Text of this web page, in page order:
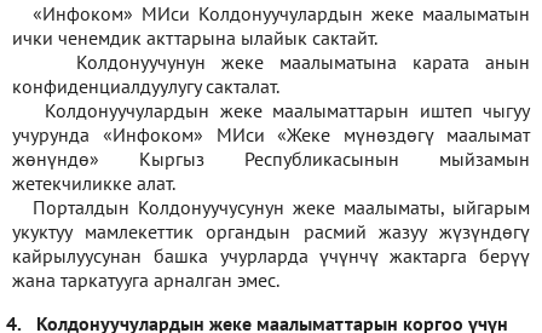
«Инфоком» МИси Колдонуучулардын жеке маалыматын
ички ченемдик акттарына ылайык сактайт.
Колдонуучунун жеке маалыматына карата анын
конфиденциалдуулугу сакталат.
Колдонуучулардын жеке маалыматтарын иштеп чыгуу
учурунда «Инфоком» МИси«Жеке мүнөздөгү маалымат
жөнүндө» Кыргыз Республикасынын мыйзамын
жетекчиликке алат.
Порталдын Колдонуучусунун жеке маалыматы, ыйгарым
укуктуу мамлекеттик органдын расмий жазуу жүзүндөгү
кайрылуусунан башка учурларда үчүнчү жактарга берүү
жана таркатууга арналган эмес.
4.
Колдонуучулардын жеке маалыматтарын коргоо үчүн